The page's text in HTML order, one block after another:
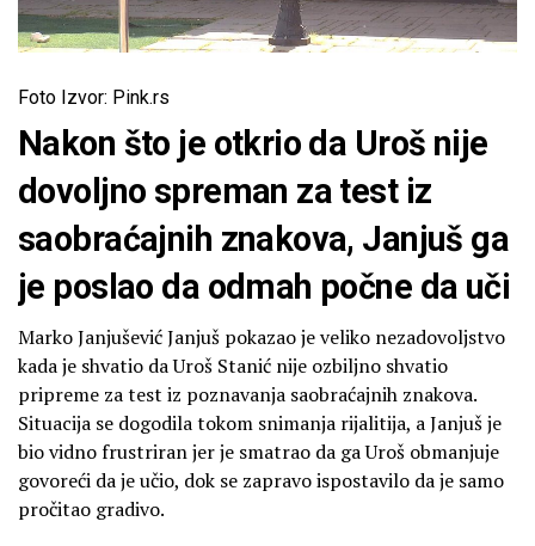
Foto Izvor: Pink.rs
Nakon što je otkrio da Uroš nije
dovoljno spreman za test iz
saobraćajnih znakova, Janjuš ga
je poslao da odmah počne da uči
Marko Janjušević Janjuš pokazao je veliko nezadovoljstvo
kada je shvatio da Uroš Stanić nije ozbiljno shvatio
pripreme za test iz poznavanja saobraćajnih znakova.
Situacija se dogodila tokom snimanja rijalitija, a Janjuš je
bio vidno frustriran jer je smatrao da ga Uroš obmanjuje
govoreći da je učio, dok se zapravo ispostavilo da je samo
pročitao gradivo.